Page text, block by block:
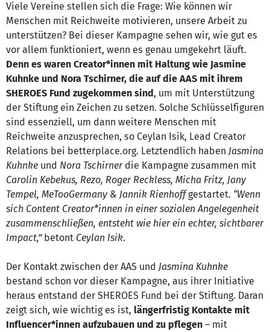
Viele Vereine stellen sich die Frage: Wie können wir
Menschen mit Reichweite motivieren, unsere Arbeit zu
unterstützen? Bei dieser Kampagne sehen wir, wie gut es
vor allem funktioniert, wenn es genau umgekehrt läuft.
Denn es waren Creator*innen mit Haltung wie Jasmine
Kuhnke und Nora Tschirner, die auf die AAS mit ihrem
SHEROES Fund zugekommen sind, um mit Unterstützung
der Stiftung ein Zeichen zu setzen. Solche Schlüsselfiguren
sind essenziell, um dann weitere Menschen mit
Reichweite anzusprechen, so Ceylan Isik, Lead Creator
Relations bei betterplace.org. Letztendlich haben Jasmina
Kuhnke und Nora Tschirnerdie Kampagne zusammen mit
Carolin Kebekus, Rezo, Roger Reckless, Micha Fritz, Jany
Tempel, MeTooGermany & Jannik Rienhoffgestartet. “Wenn
sich Content Creator*innen in einer sozialen Angelegenheit
zusammenschließen, entsteht wie hier ein echter, sichtbarer
Impact,”betont Ceylan Isik.
Der Kontakt zwischen der AAS und Jasmina Kuhnke
bestand schon vor dieser Kampagne, aus ihrer Initiative
heraus entstand der SHEROES Fund bei der Stiftung. Daran
zeigt sich, wie wichtig es ist, längerfristig Kontakte mit
Influencer*innen aufzubauen und zu pflegen – mit